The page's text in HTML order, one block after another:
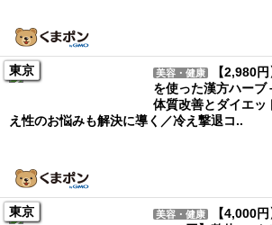
東京
美容・健康
【2,980
を使った漢方ハーブ
体質改善とダイエッ
え性のお悩みも解決に導く／冷え撃退コ..
東京
美容・健康
【4,000